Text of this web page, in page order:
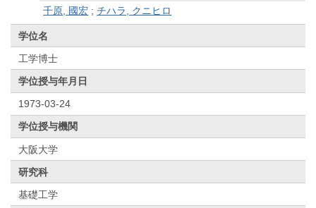
千原, 國宏 ;チハラ, クニヒロ
学位名
工学博士
学位授与年月日
1973-03-24
学位授与機関
大阪大学
研究科
基礎工学